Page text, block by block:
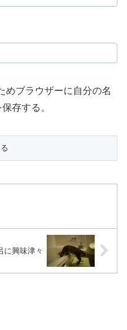
めブラウザーに自分の名
存する。
に興味津々